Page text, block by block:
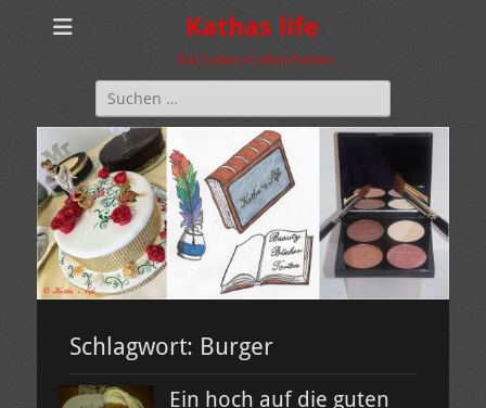
Kathas life
Das Leben in allen Farben
Suchen
nach:
Schlagwort: Burger
Ein hoch auf die guten